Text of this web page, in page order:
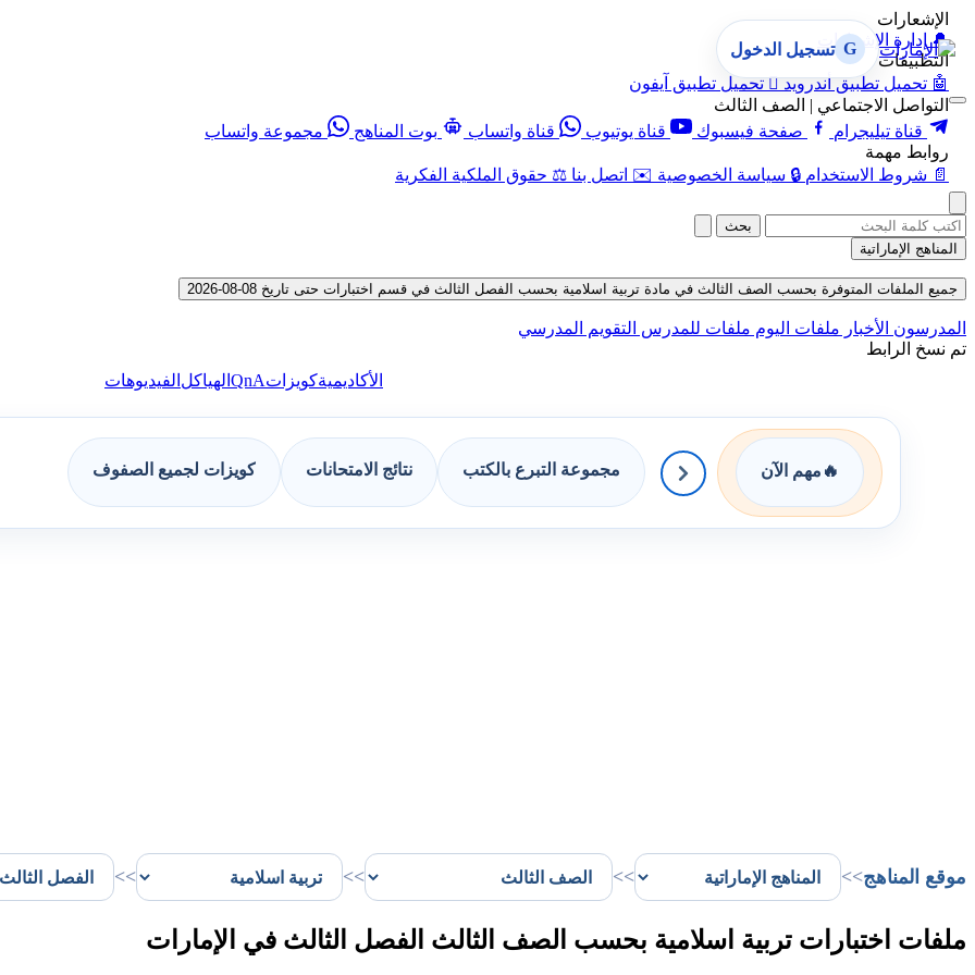
الإشعارات
🔔 إدارة الإشعارات
التطبيقات
🤖 تحميل تطبيق أندرويد  تحميل تطبيق آيفون
التواصل الاجتماعي | الصف الثالث
قناة تيليجرام
صفحة فيسبوك قناة يوتيوب قناة واتساب بوت المناهج
مجموعة واتساب
روابط مهمة
📄 شروط الاستخدام 🔒 سياسة الخصوصية ✉️ اتصل بنا ⚖️ حقوق الملكية الفكرية
G تسجيل الدخول
بحث
المناهج الإماراتية
جميع الملفات المتوفرة بحسب الصف الثالث في مادة تربية اسلامية بحسب الفصل الثالث في قسم اختبارات حتى تاريخ 08-08-2026
المدرسون الأخبار ملفات اليوم ملفات للمدرس التقويم المدرسي
تم نسخ الرابط
الأكاديميةكويزاتQnA الهياكل الفيديوهات
🔥 مهم الآن مجموعة التبرع بالكتب نتائج الامتحانات كويزات لجميع الصفوف
موقع المناهج>>
>>
>>
>>
ملفات اختبارات تربية اسلامية بحسب الصف الثالث الفصل الثالث في الإمارات